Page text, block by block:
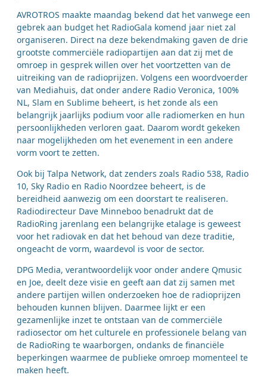
AVROTROS maakte maandag bekend dat het vanwege een
gebrek aan budget het RadioGala komend jaar niet zal
organiseren. Direct na deze bekendmaking gaven de drie
grootste commerciële radiopartijen aan dat zij met de
omroep in gesprek willen over het voortzetten van de
uitreiking van de radioprijzen. Volgens een woordvoerder
van Mediahuis, dat onder andere Radio Veronica, 100%
NL, Slam en Sublime beheert, is het zonde als een
belangrijk jaarlijks podium voor alle radiomerken en hun
persoonlijkheden verloren gaat. Daarom wordt gekeken
naar mogelijkheden om het evenement in een andere
vorm voort te zetten.
Ook bij Talpa Network, dat zenders zoals Radio 538, Radio
10, Sky Radio en Radio Noordzee beheert, is de
bereidheid aanwezig om een doorstart te realiseren.
Radiodirecteur Dave Minneboo benadrukt dat de
RadioRing jarenlang een belangrijke etalage is geweest
voor het radiovak en dat het behoud van deze traditie,
ongeacht de vorm, waardevol is voor de sector.
DPG Media, verantwoordelijk voor onder andere Qmusic
en Joe, deelt deze visie en geeft aan dat zij samen met
andere partijen willen onderzoeken hoe de radioprijzen
behouden kunnen blijven. Daarmee lijkt er een
gezamenlijke inzet te ontstaan van de commerciële
radiosector om het culturele en professionele belang van
de RadioRing te waarborgen, ondanks de financiële
beperkingen waarmee de publieke omroep momenteel te
maken heeft.